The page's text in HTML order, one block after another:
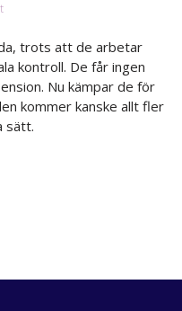
trots att de arbetar
kontroll. De får ingen
Nu kämpar de för
kommer kanske allt fler
sätt.